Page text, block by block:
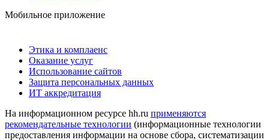
Мобильное приложение
Этика и комплаенс
Оказание услуг
Использование сайтов
Защита персональных данных
ИТ аккредитация
На информационном ресурсе hh.ru применяются
рекомендательные технологии (информационные технологии
предоставления информации на основе сбора, систематизации